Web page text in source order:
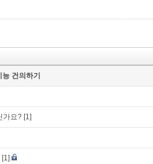
건의하기
가요? [1]
[1]